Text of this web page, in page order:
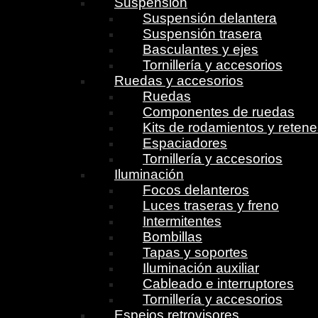
Suspensión delantera
Suspensión trasera
Basculantes y ejes
Tornillería y accesorios
Ruedas y accesorios
Ruedas
Componentes de ruedas
Kits de rodamientos y
Espaciadores
Tornillería y accesorios
Iluminación
Focos delanteros
Luces traseras y freno
Intermitentes
Bombillas
Tapas y soportes
Iluminación auxiliar
Cableado e interruptores
Tornillería y accesorios
Espejos retrovisores